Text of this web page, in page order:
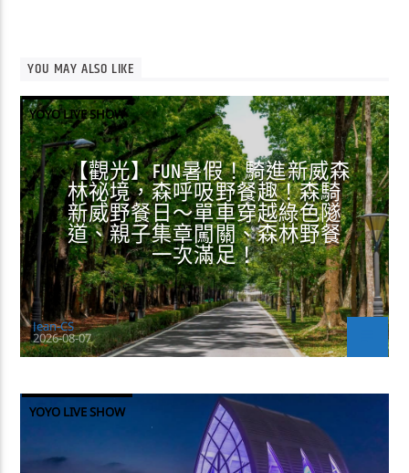
YOU MAY ALSO LIKE
YOYO LIVE SHOW
【觀光】FUN暑假！騎進新威森
林祕境，森呼吸野餐趣！森騎
新威野餐日～單車穿越綠色隧
道、親子集章闖關、森林野餐
一次滿足！
Jean-CS
2026-08-07
YOYO LIVE SHOW